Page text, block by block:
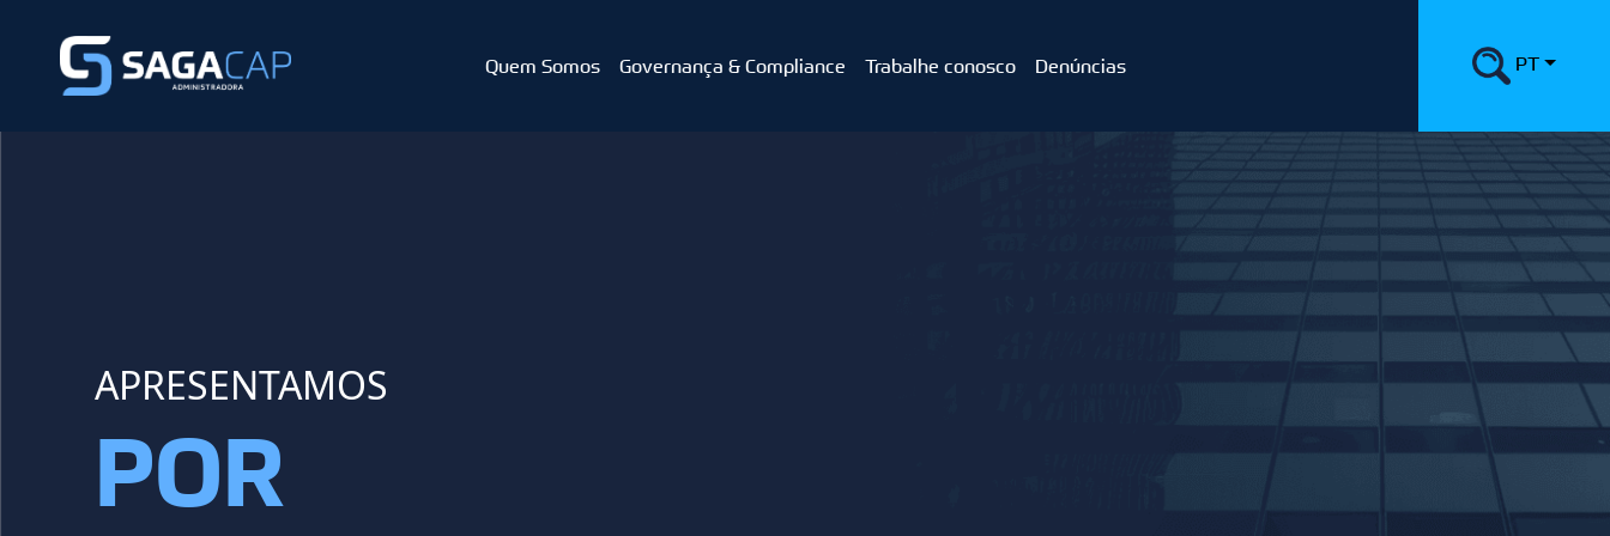
Quem Somos Governança & Compliance Trabalhe conosco Denúncias PT
APRESENTAMOS
POR